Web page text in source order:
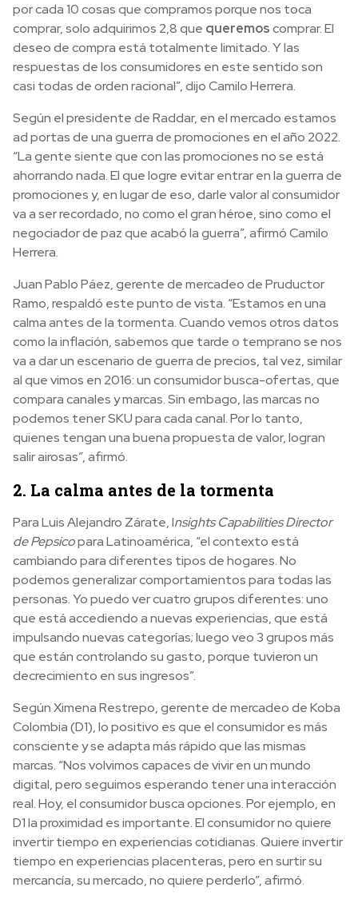
por cada 10 cosas que compramos porque nos toca
comprar, solo adquirimos 2,8 que queremoscomprar. El
deseo de compra está totalmente limitado. Y las
respuestas de los consumidores en este sentido son
casi todas de orden racional”, dijo Camilo Herrera.
Según el presidente de Raddar, en el mercado estamos
ad portas de una guerra de promociones en el año 2022.
“La gente siente que con las promociones no se está
ahorrando nada. El que logre evitar entrar en la guerra de
promociones y, en lugar de eso, darle valor al consumidor
va a ser recordado, no como el gran héroe, sino como el
negociador de paz que acabó la guerra”, afirmó Camilo
Herrera.
Juan Pablo Páez, gerente de mercadeo de Pruductor
Ramo, respaldó este punto de vista. “Estamos en una
calma antes de la tormenta. Cuando vemos otros datos
como la inflación, sabemos que tarde o temprano se nos
va a dar un escenario de guerra de precios, tal vez, similar
al que vimos en 2016: un consumidor busca-ofertas, que
compara canales y marcas. Sin embago, las marcas no
podemos tener SKU para cada canal. Por lo tanto,
quienes tengan una buena propuesta de valor, logran
salir airosas”, afirmó.
2. La calma antes de la tormenta
Para Luis Alejandro Zárate, Insights Capabilities Director
de Pepsicopara Latinoamérica, “el contexto está
cambiando para diferentes tipos de hogares. No
podemos generalizar comportamientos para todas las
personas. Yo puedo ver cuatro grupos diferentes: uno
que está accediendo a nuevas experiencias, que está
impulsando nuevas categorías; luego veo 3 grupos más
que están controlando su gasto, porque tuvieron un
decrecimiento en sus ingresos”.
Según Ximena Restrepo, gerente de mercadeo de Koba
Colombia (D1), lo positivo es que el consumidor es más
consciente y se adapta más rápido que las mismas
marcas. “Nos volvimos capaces de vivir en un mundo
digital, pero seguimos esperando tener una interacción
real. Hoy, el consumidor busca opciones. Por ejemplo, en
D1 la proximidad es importante. El consumidor no quiere
invertir tiempo en experiencias cotidianas. Quiere invertir
tiempo en experiencias placenteras, pero en surtir su
mercancía, su mercado, no quiere perderlo”, afirmó.